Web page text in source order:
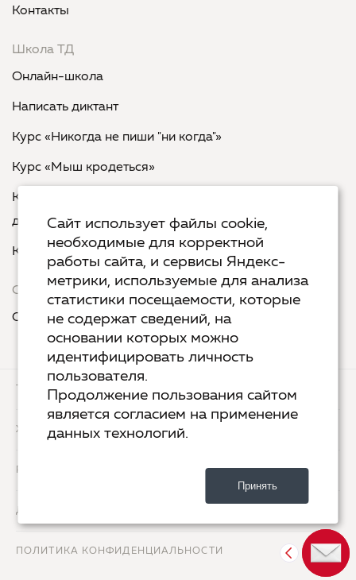
Контакты
Школа ТД
Онлайн-школа
Написать диктант
Курс «Никогда не пиши "ни когда"»
Курс «Мыш кродеться»
Курс «Русская пунктуация: болевые точки... и
двоеточия»
Курс «Я пишу - мне отвечают»
Сервисы
Организовать акцию в своем городе
ТЕХ.ПОДДЕРЖКА
ХОСТИНГ YANDEX CLOUD
РАЗРАБОТКА
ДИЗАЙН
ПОЛИТИКА КОНФИДЕНЦИАЛЬНОСТИ
Сайт использует файлы cookie,
необходимые для корректной
работы сайта, и сервисы Яндекс-
метрики, используемые для анализа
статистики посещаемости, которые
не содержат сведений, на
основании которых можно
идентифицировать личность
пользователя.
Продолжение пользования сайтом
является согласием на применение
данных технологий.
Принять